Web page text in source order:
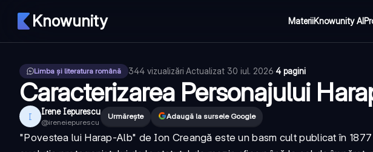
Knowunity MateriiKnowunity AI
Limba și literatura română 344 vizualizări·Actualizat 30 iul. 2026·4 pagini
Caracterizarea Personajului
I Irene Iepurescu
@ireneiepurescu
Urmărește Adaugă la sursele Google
"Povestea lui Harap-Alb" de Ion Creangă este un basm cult publicat în